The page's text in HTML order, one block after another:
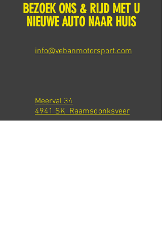
BEZOEK ONS & RIJD MET U
NIEUWE AUTO NAAR HUIS
info@vebanmotorsport.com
Meerval 34
4941 SK Raamsdonksveer